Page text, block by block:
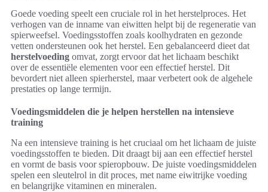
Goede voeding speelt een cruciale rol in het herstelproces. Het
verhogen van de inname van eiwitten helpt bij de regeneratie van
spierweefsel. Voedingsstoffen zoals koolhydraten en gezonde
vetten ondersteunen ook het herstel. Een gebalanceerd dieet dat
herstelvoeding omvat, zorgt ervoor dat het lichaam beschikt
over de essentiële elementen voor een effectief herstel. Dit
bevordert niet alleen spierherstel, maar verbetert ook de algehele
prestaties op lange termijn.
Voedingsmiddelen die je helpen herstellen na intensieve
training
Na een intensieve training is het cruciaal om het lichaam de juiste
voedingsstoffen te bieden. Dit draagt bij aan een effectief herstel
en vormt de basis voor spieropbouw. De juiste voedingsmiddelen
spelen een sleutelrol in dit proces, met name eiwitrijke voeding
en belangrijke vitaminen en mineralen.